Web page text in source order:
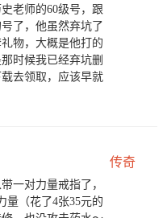
老师的60级号，跟
了，他虽然弃坑了
物，大概是他打的
时候我已经弃坑删
去领取，应该早就
传奇
一对力量戒指了，
量（花了4张35元的